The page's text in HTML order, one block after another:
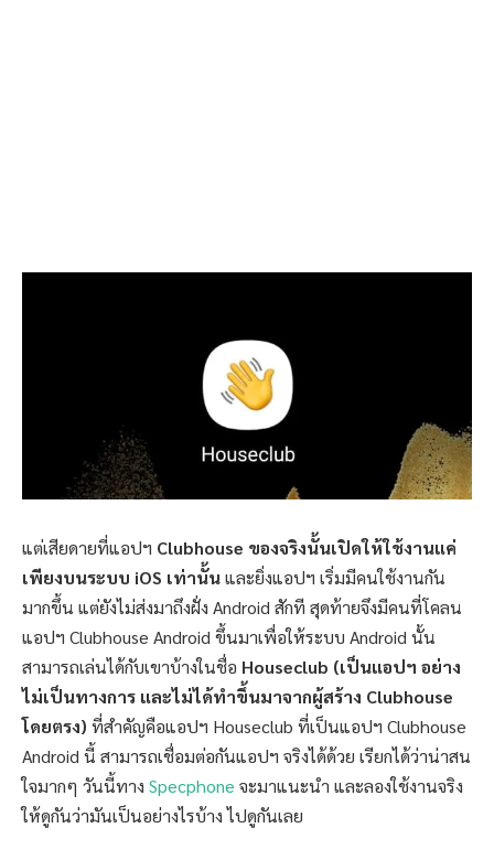
แต่เสียดายที่แอปฯ Clubhouse ของจริงนั้นเปิดให้ใช้งานแค่
เพียงบนระบบ iOS เท่านั้นและยิ่งแอปฯ เริ่มมีคนใช้งานกัน
มากขึ้น แต่ยังไม่ส่งมาถึงฝั่ง Android สักที สุดท้ายจึงมีคนที่โคลน
แอปฯ Clubhouse Android ขึ้นมาเพื่อให้ระบบ Android นั้น
สามารถเล่นได้กับเขาบ้างในชื่อ Houseclub (เป็นแอปฯ อย่าง
ไม่เป็นทางการ และไม่ได้ทำขึ้นมาจากผู้สร้าง Clubhouse
โดยตรง) ที่สำคัญคือแอปฯ Houseclub ที่เป็นแอปฯ Clubhouse
Android นี้ สามารถเชื่อมต่อกันแอปฯ จริงได้ด้วย เรียกได้ว่าน่าสน
ใจมากๆ วันนี้ทาง Specphone จะมาแนะนำ และลองใช้งานจริง
ให้ดูกันว่ามันเป็นอย่างไรบ้าง ไปดูกันเลย